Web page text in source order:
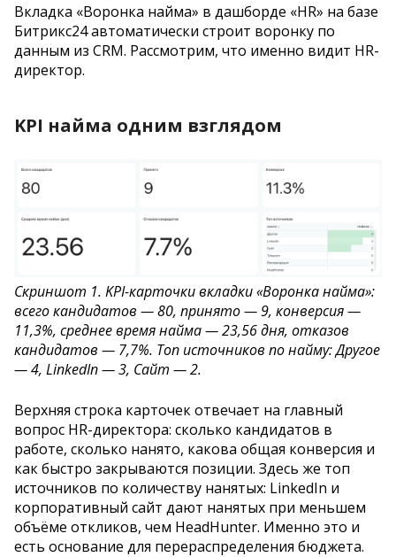
Вкладка «Воронка найма» в дашборде «HR» на базе
Битрикс24 автоматически строит воронку по
данным из CRM. Рассмотрим, что именно видит HR-
директор.
KPI найма одним взглядом
Скриншот 1. KPI-карточки вкладки «Воронка найма»:
всего кандидатов — 80, принято — 9, конверсия —
11,3%, среднее время найма — 23,56 дня, отказов
кандидатов — 7,7%. Топ источников по найму: Другое
— 4, LinkedIn — 3, Сайт — 2.
Верхняя строка карточек отвечает на главный
вопрос HR-директора: сколько кандидатов в
работе, сколько нанято, какова общая конверсия и
как быстро закрываются позиции. Здесь же топ
источников по количеству нанятых: LinkedIn и
корпоративный сайт дают нанятых при меньшем
объёме откликов, чем HeadHunter. Именно это и
есть основание для перераспределения бюджета.